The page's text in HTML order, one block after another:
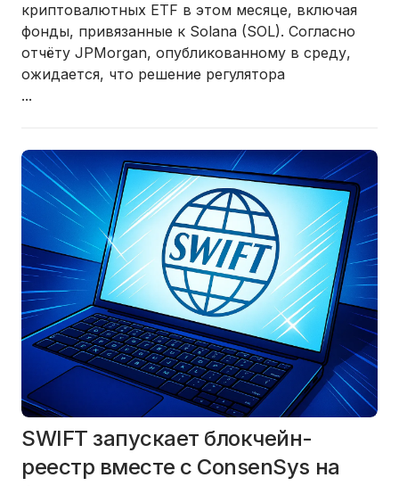
криптовалютных ETF в этом месяце, включая
фонды, привязанные к Solana (SOL). Согласно
отчёту JPMorgan, опубликованному в среду,
ожидается, что решение регулятора
...
SWIFT запускает блокчейн-
реестр вместе с ConsenSys на